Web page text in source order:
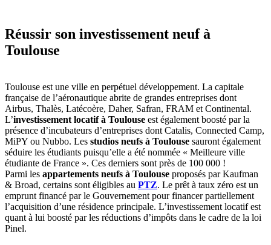
Réussir son investissement neuf à
Toulouse
Toulouse est une ville en perpétuel développement. La capitale
française de l’aéronautique abrite de grandes entreprises dont
Airbus, Thalès, Latécoère, Daher, Safran, FRAM et Continental.
L’investissement locatif à Toulouse est également boosté par la
présence d’incubateurs d’entreprises dont Catalis, Connected Camp,
MiPY ou Nubbo. Les studios neufs à Toulouse sauront également
séduire les étudiants puisqu’elle a été nommée « Meilleure ville
étudiante de France ». Ces derniers sont près de 100 000 !
Parmi les appartements neufs à Toulouse proposés par Kaufman
& Broad, certains sont éligibles au PTZ. Le prêt à taux zéro est un
emprunt financé par le Gouvernement pour financer partiellement
l’acquisition d’une résidence principale. L’investissement locatif est
quant à lui boosté par les réductions d’impôts dans le cadre de la loi
Pinel.